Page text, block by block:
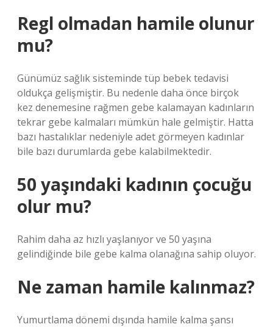
Regl olmadan hamile olunur
mu?
Günümüz sağlık sisteminde tüp bebek tedavisi
oldukça gelişmiştir. Bu nedenle daha önce birçok
kez denemesine rağmen gebe kalamayan kadınların
tekrar gebe kalmaları mümkün hale gelmiştir. Hatta
bazı hastalıklar nedeniyle adet görmeyen kadınlar
bile bazı durumlarda gebe kalabilmektedir.
50 yaşındaki kadının çocuğu
olur mu?
Rahim daha az hızlı yaşlanıyor ve 50 yaşına
gelindiğinde bile gebe kalma olanağına sahip oluyor.
Ne zaman hamile kalınmaz?
Yumurtlama dönemi dışında hamile kalma şansı